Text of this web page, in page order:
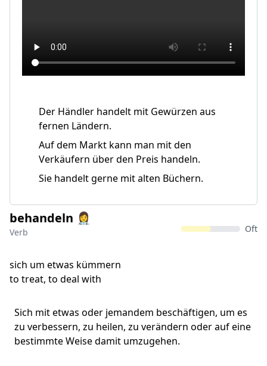
Der Händler handelt mit Gewürzen aus
fernen Ländern.
Auf dem Markt kann man mit den
Verkäufern über den Preis handeln.
Sie handelt gerne mit alten Büchern.
behandeln 👩‍⚕
Verb Oft
sich um etwas kümmern
to treat, to deal with
Sich mit etwas oder jemandem beschäftigen, um es
zu verbessern, zu heilen, zu verändern oder auf eine
bestimmte Weise damit umzugehen.